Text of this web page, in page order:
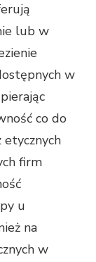
lub w
w
co do
etycznych
firm
u
na
w